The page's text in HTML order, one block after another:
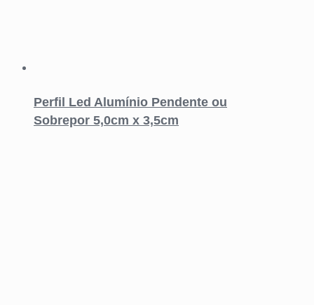
Perfil Led Alumínio Pendente ou
Sobrepor 5,0cm x 3,5cm